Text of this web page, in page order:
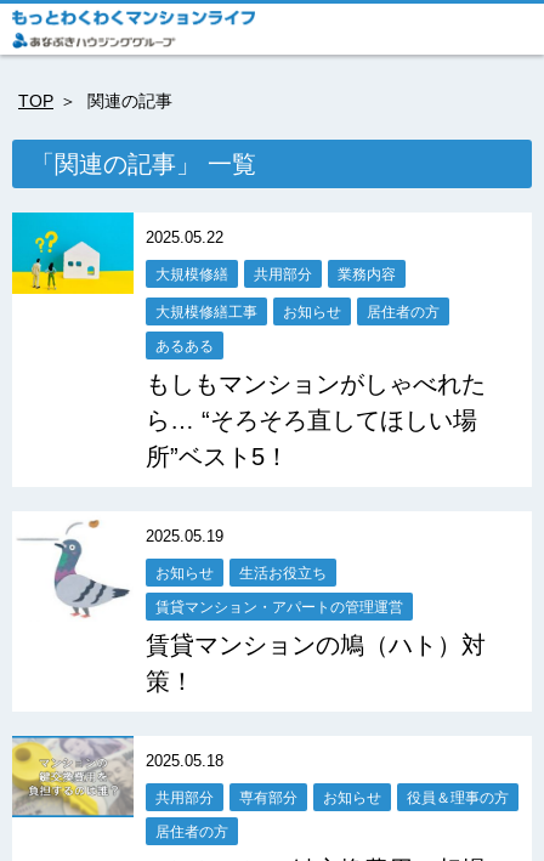
TOP 関連の記事
「関連の記事」 一覧
2025.05.22
大規模修繕 共用部分 業務内容
大規模修繕工事 お知らせ 居住者の方
あるある
もしもマンションがしゃべれた
ら… “そろそろ直してほしい場
所”ベスト5！
2025.05.19
お知らせ 生活お役立ち
賃貸マンション・アパートの管理運営
賃貸マンションの鳩（ハト）対
策！
2025.05.18
共用部分 専有部分 お知らせ 役員＆理事の方
居住者の方